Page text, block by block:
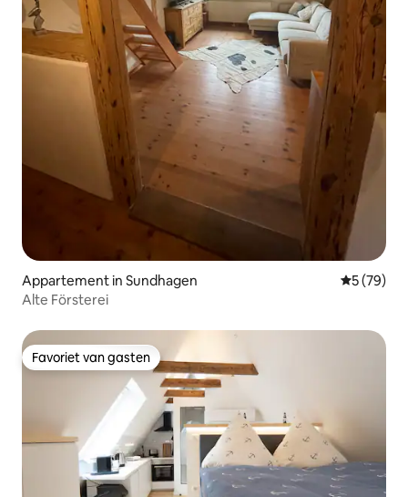
Appartement in Sundhagen
5 (79)
Alte Försterei
Favoriet van gasten
Favoriet van gasten